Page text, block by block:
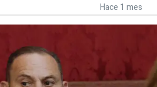
Hace 1 mes